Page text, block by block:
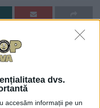
dvs.
accesăm informații pe un
încă trei treceri de
la intersecția
pe strada Mărășești,
de pe Mărășești, la
Primarul Ion
trei treceri de